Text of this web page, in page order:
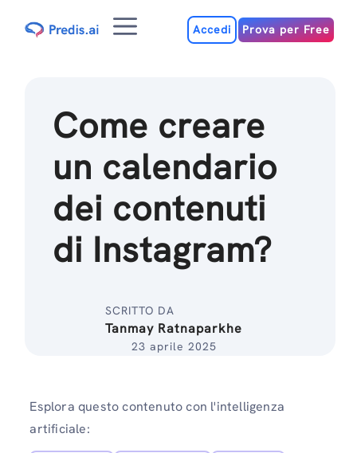
MenuAccedi Prova per Free
Come creare
un calendario
dei contenuti
di Instagram?
SCRITTO DA
Tanmay Ratnaparkhe
23 aprile 2025
Esplora questo contenuto con l'intelligenza
artificiale: